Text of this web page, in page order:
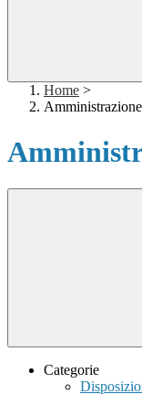
Home >
Categorie